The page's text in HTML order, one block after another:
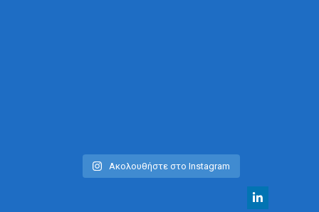
Ακολουθήστε στο Instagram